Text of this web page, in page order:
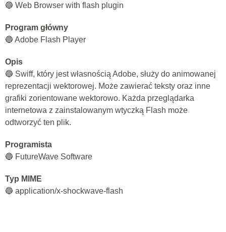
🔵 Web Browser with flash plugin
Program główny
🔵 Adobe Flash Player
Opis
🔵 Swiff, który jest własnością Adobe, służy do animowanej
reprezentacji wektorowej. Może zawierać teksty oraz inne
grafiki zorientowane wektorowo. Każda przeglądarka
internetowa z zainstalowanym wtyczką Flash może
odtworzyć ten plik.
Programista
🔵 FutureWave Software
Typ MIME
🔵 application/x-shockwave-flash